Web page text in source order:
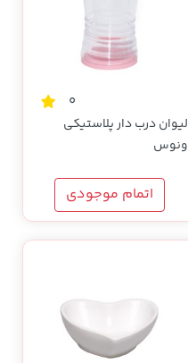
0
لیوان درب دار پلاستیکی
ونوس
اتمام موجودی